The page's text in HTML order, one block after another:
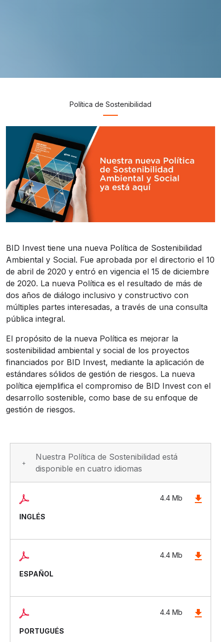
Política de Sostenibilidad
BID Invest tiene una nueva Política de Sostenibilidad
Ambiental y Social. Fue aprobada por el directorio el 10
de abril de 2020 y entró en vigencia el 15 de diciembre
de 2020. La nueva Política es el resultado de más de
dos años de diálogo inclusivo y constructivo con
múltiples partes interesadas, a través de una consulta
pública integral.
El propósito de la nueva Política es mejorar la
sostenibilidad ambiental y social de los proyectos
financiados por BID Invest, mediante la aplicación de
estándares sólidos de gestión de riesgos. La nueva
política ejemplifica el compromiso de BID Invest con el
desarrollo sostenible, como base de su enfoque de
gestión de riesgos.
Nuestra Política de Sostenibilidad está
disponible en cuatro idiomas
INGLÉS
4.4 Mb
ESPAÑOL
4.4 Mb
PORTUGUÉS
4.4 Mb